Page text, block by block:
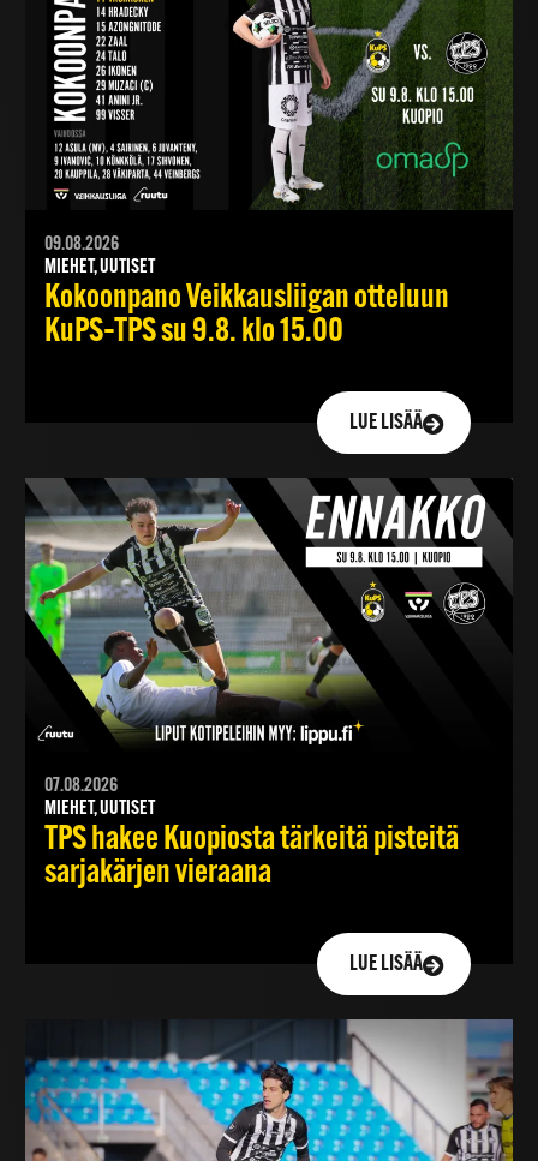
09.08.2026
MIEHET, UUTISET
Kokoonpano Veikkausliigan otteluun
KuPS–TPS su 9.8. klo 15.00
LUE LISÄÄ
07.08.2026
MIEHET, UUTISET
TPS hakee Kuopiosta tärkeitä pisteitä
sarjakärjen vieraana
LUE LISÄÄ